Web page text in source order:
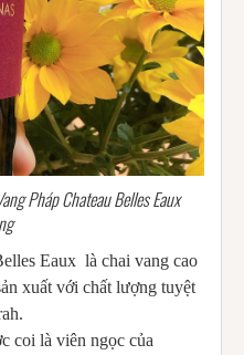
Pháp Chateau Belles Eaux
Eaux là chai vang cao
xuất với chất lượng tuyệt
coi là viên ngọc của